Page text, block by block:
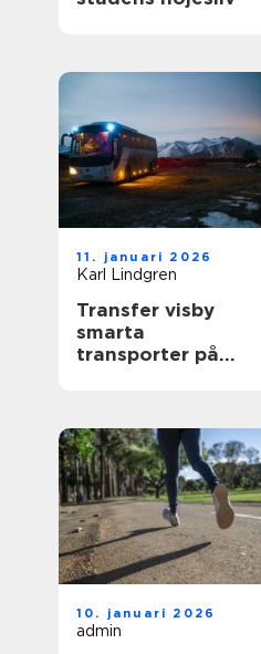
11. januari 2026
Karl Lindgren
Transfer visby
smarta
transporter på
10. januari 2026
admin